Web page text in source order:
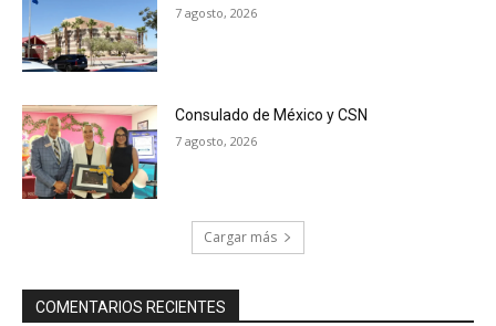
7 agosto, 2026
Consulado de México y CSN
7 agosto, 2026
Cargar más
COMENTARIOS RECIENTES